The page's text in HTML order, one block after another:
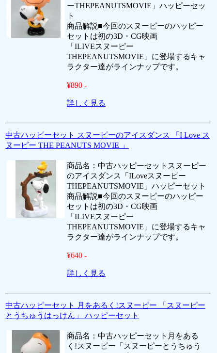
ーTHEPEANUTSMOVIE」ハッピーセッ
ト
商品解説■今回のスヌーピーのハッピー
セットは初の3D・CG映画
「ILIVEスヌーピー
THEPEANUTSMOVIE」に登場するキャ
ラクター達がラインナップです。
¥890 -
詳しく見る
中古ハッピーセット スヌーピーのアイスダンス 「I Love ス
ヌーピー THE PEANUTS MOVIE 」
商品名：中古ハッピーセットスヌーピー
のアイスダンス「ILoveスヌーピー
THEPEANUTSMOVIE」ハッピーセット
商品解説■今回のスヌーピーのハッピー
セットは初の3D・CG映画
「ILIVEスヌーピー
THEPEANUTSMOVIE」に登場するキャ
ラクター達がラインナップです。
¥640 -
詳しく見る
中古ハッピーセット 月をあるく!スヌーピー 「スヌーピー
とうちゅうはっけん」 ハッピーセット
商品名：中古ハッピーセット月をある
く!スヌーピー「スヌーピーとうちゅう